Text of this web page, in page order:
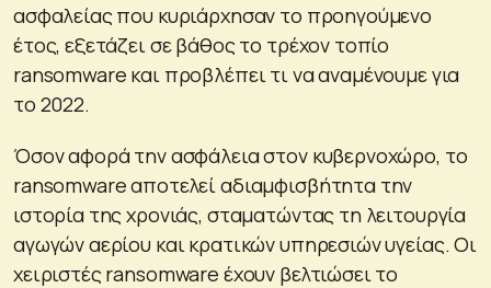
ασφαλείας που κυριάρχησαν το προηγούμενο
έτος, εξετάζει σε βάθος το τρέχον τοπίο
ransomware και προβλέπει τι να αναμένουμε για
το 2022.
Όσον αφορά την ασφάλεια στον κυβερνοχώρο, το
ransomware αποτελεί αδιαμφισβήτητα την
ιστορία της χρονιάς, σταματώντας τη λειτουργία
αγωγών αερίου και κρατικών υπηρεσιών υγείας. Οι
χειριστές ransomware έχουν βελτιώσει το